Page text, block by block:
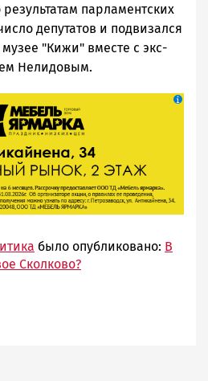
парламентских
депутатов и подвизался
"Кижи" вместе с экс-
Нелидовым.
было опубликовано: В
Сколково?